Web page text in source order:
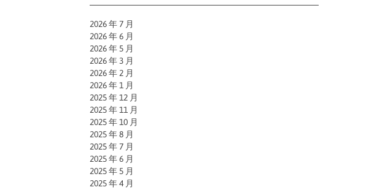
2026 年 7 月
2026 年 6 月
2026 年 5 月
2026 年 3 月
2026 年 2 月
2026 年 1 月
2025 年 12 月
2025 年 11 月
2025 年 10 月
2025 年 8 月
2025 年 7 月
2025 年 6 月
2025 年 5 月
2025 年 4 月